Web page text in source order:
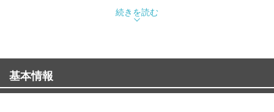
「ミスジ」など希少部位もご用意。
大人数や貸切＆ご予算まとめて是非相談して下さい♪
続きを読む
基本情報